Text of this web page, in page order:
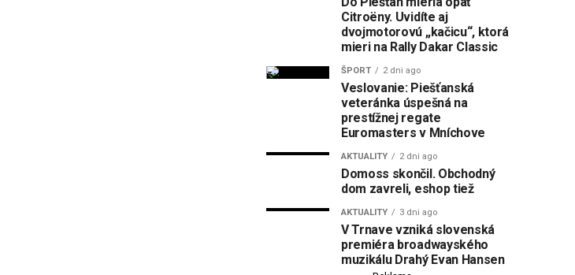
Citroëny. Uvidíte aj
dvojmotorovú „kačicu“, ktorá
mieri na Rally Dakar Classic
ŠPORT 2 dni ago
Veslovanie: Piešťanská
veteránka úspešná na
prestížnej regate
Euromasters v Mníchove
AKTUALITY 2 dni ago
Domoss skončil. Obchodný
dom zavreli, eshop tiež
AKTUALITY 3 dni ago
V Trnave vzniká slovenská
premiéra broadwayského
muzikálu Drahý Evan Hansen